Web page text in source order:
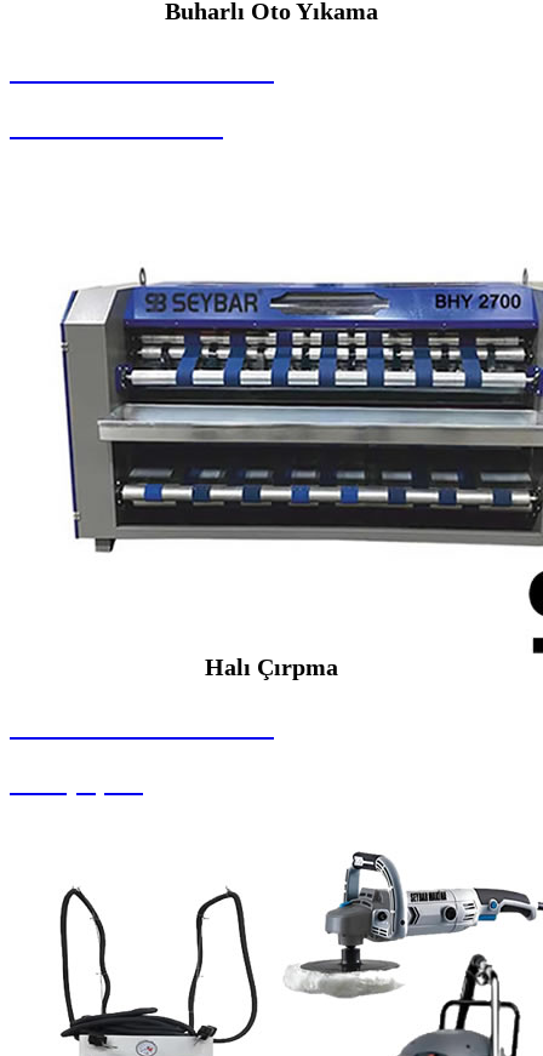
Buharlı Oto Yıkama
Halı Çırpma